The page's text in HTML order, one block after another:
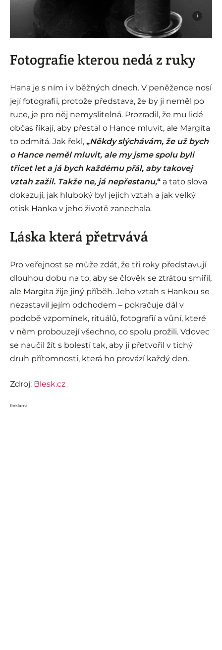
i
Fotografie kterou nedá z ruky
Hana je s ním i v běžných dnech. V peněžence nosí
její fotografii, protože představa, že by ji neměl po
ruce, je pro něj nemyslitelná. Prozradil, že mu lidé
občas říkají, aby přestal o Hance mluvit, ale Margita
to odmítá. Jak řekl, „Někdy slýchávám, že už bych
o Hance neměl mluvit, ale my jsme spolu byli
třicet let a já bych každému přál, aby takovej
vztah zažil. Takže ne, já nepřestanu,“ a tato slova
dokazují, jak hluboký byl jejich vztah a jak velký
otisk Hanka v jeho životě zanechala.
Láska která přetrvává
Pro veřejnost se může zdát, že tři roky představují
dlouhou dobu na to, aby se člověk se ztrátou smířil,
ale Margita žije jiný příběh. Jeho vztah s Hankou se
nezastavil jejím odchodem – pokračuje dál v
podobě vzpomínek, rituálů, fotografií a vůní, které
v něm probouzejí všechno, co spolu prožili. Vdovec
se naučil žít s bolestí tak, aby ji přetvořil v tichý
druh přítomnosti, která ho provází každý den.
Zdroj: Blesk.cz
Reklama